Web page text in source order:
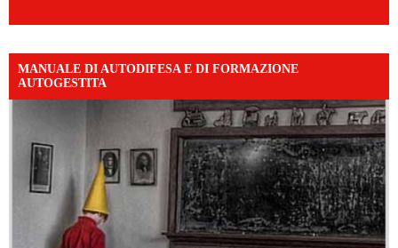
MANUALE DI AUTODIFESA E DI FORMAZIONE
AUTOGESTITA